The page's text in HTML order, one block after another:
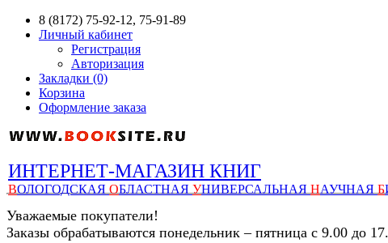
8 (8172) 75-92-12, 75-91-89
Личный кабинет
Регистрация
Авторизация
Закладки (0)
Корзина
Оформление заказа
ИНТЕРНЕТ-МАГАЗИН КНИГ
ВОЛОГОДСКАЯ ОБЛАСТНАЯ УНИВЕРСАЛЬНАЯ НАУЧНАЯ Б
Уважаемые покупатели!
Заказы обрабатываются понедельник – пятница с 9.00 до